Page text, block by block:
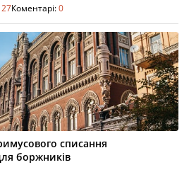
Коментарі:0
списання
боржників